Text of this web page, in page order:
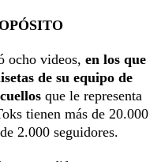
ocho videos, en los que
de su equipo de
que le representa
tienen más de 20.000
2.000 seguidores.